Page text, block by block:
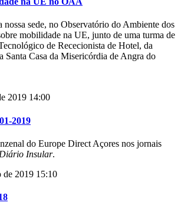
nossa sede, no Observatório do Ambiente dos
mobilidade na UE, junto de uma turma de
de Rececionista de Hotel, da
Santa Casa da Misericórdia de Angra do
2019 14:00
2019
do Europe Direct Açores nos jornais
Diário Insular.
de 2019 15:10